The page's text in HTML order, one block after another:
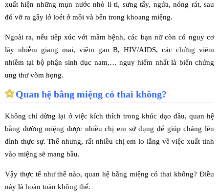
xuất hiện những mụn nước nhỏ li ti, sưng tấy, ngứa, nóng rát, sau
đó vỡ ra gây lở loét ở môi và bên trong khoang miệng.
Ngoài ra, nếu tiếp xúc với mầm bệnh, các bạn nữ còn có nguy cơ
lây nhiễm giang mai, viêm gan B, HIV/AIDS, các chứng viêm
nhiễm tại bộ phận sinh dục nam,… nguy hiểm nhất là biến chứng
ung thư vòm họng.
Quan hệ bằng miệng có thai không?
Không chỉ dừng lại ở việc kích thích trong khúc dạo đầu, quan hệ
bằng đường miệng được nhiều chị em sử dụng để giúp chàng lên
đỉnh thực sự. Thế nhưng, rất nhiều chị em lo lắng về việc xuất tinh
vào miệng sẽ mang bầu.
Vậy thực tế như thế nào, quan hệ bằng miệng có thai không? Điều
này là hoàn toàn không thể.